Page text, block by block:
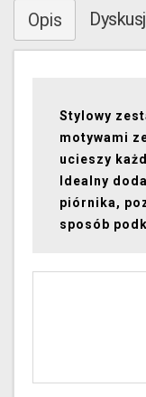
Opis
Stylowy
motywami
ucieszy
Idealny
piórnika,
sposób